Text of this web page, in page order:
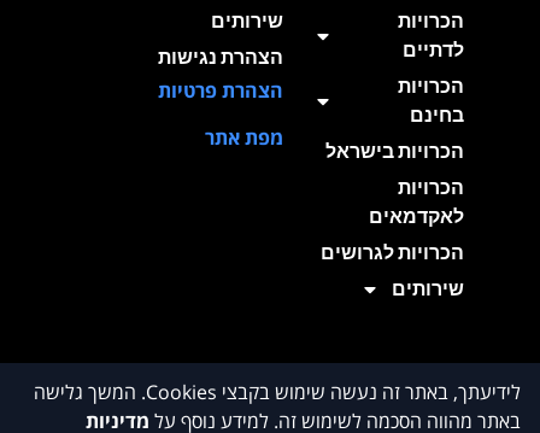
הכרויות
לדתיים
הכרויות
בחינם
הכרויות בישראל
הכרויות
לאקדמאים
הכרויות לגרושים
שירותים
שירותים
הצהרת נגישות
הצהרת פרטיות
מפת אתר
לידיעתך, באתר זה נעשה שימוש בקבצי Cookies. המשך גלישה
באתר מהווה הסכמה לשימוש זה. למידע נוסף על מדיניות